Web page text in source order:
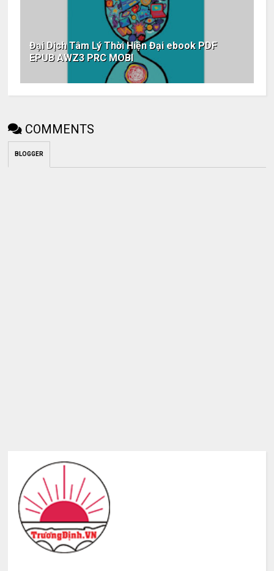
Đại Dịch Tâm Lý Thời Hiện Đại ebook PDF
EPUB AWZ3 PRC MOBI
COMMENTS
BLOGGER